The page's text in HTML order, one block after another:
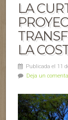
LA
LA
Publicada el 11
Deja un